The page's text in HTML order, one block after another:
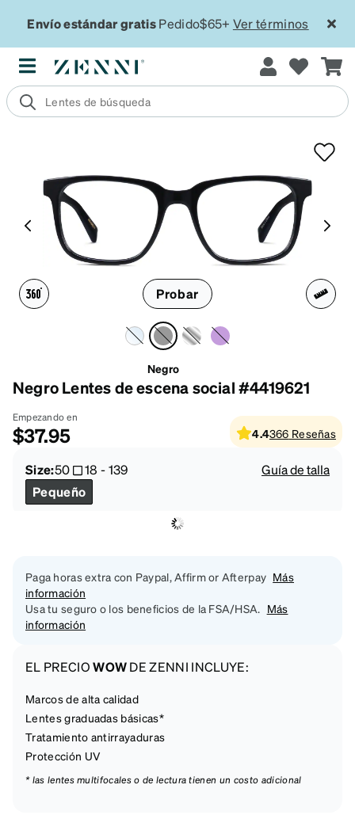
Envío estándar gratisPedido$65+ Ver términos
Probar
Negro
Negro Lentes de escena social #4419621
Empezando en
$37.95 4.4366 Reseñas
Size:50 18 -139
Guía de talla
Pequeño
Paga horas extra con Paypal, Affirm or Afterpay Más
información
Usa tu seguro o los beneficios de la FSA/HSA. Más
información
EL PRECIOWOWDE ZENNI INCLUYE:
Marcos de alta calidad
Lentes graduadas básicas*
Tratamiento antirrayaduras
Protección UV
* las lentes multifocales o de lectura tienen un costo adicional